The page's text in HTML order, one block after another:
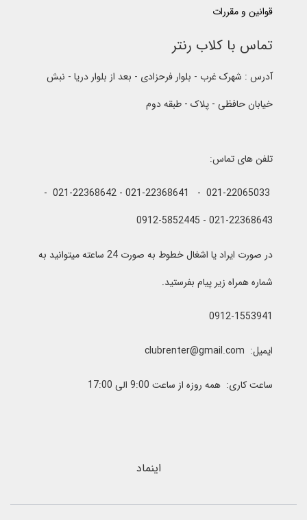
قوانین و مقررات
تماس با کلاب رنتر
آدرس : شهرک غرب - بلوار فرحزادی - بعد از بلوار دریا - نبش
خیابان حافظی - پلاک - طبقه دوم
تلفن های تماس:
021-22065033 - 021-22368641 - 021-22368642 -
021-22368643 - 0912-5852445
در صورت ایراد یا اشغال خطوط به صورت 24 ساعته میتوانید به
شماره همراه زیر پیام بفرستید.
0912-1553941
ایمیل: clubrenter@gmail.com
ساعت کاری: همه روزه از ساعت 9:00 الی 17:00
اینماد